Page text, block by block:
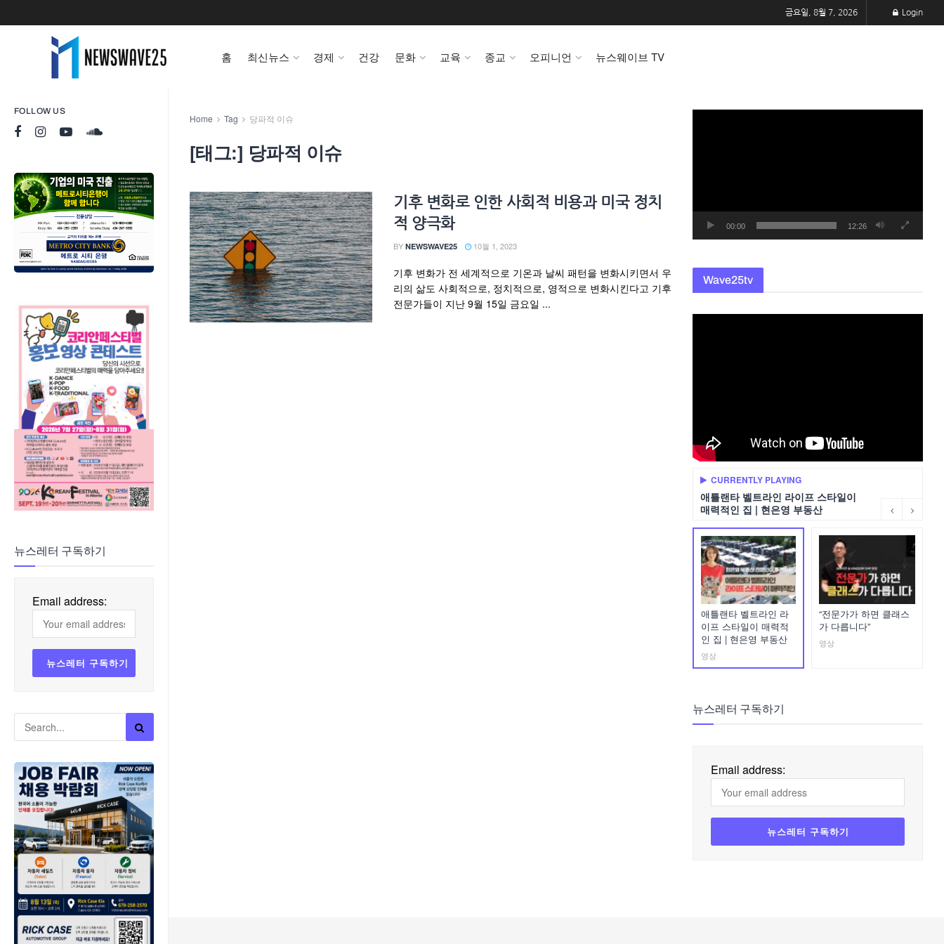
FOLLOW US
뉴스레터 구독하기
Email address:
금요일, 8월 7, 2026 Login
홈 최신뉴스 경제 건강 문화 교육 종교 오피니언 뉴스웨이브 TV
Home Tag 당파적 이슈
[태그:] 당파적 이슈
기후 변화로 인한 사회적 비용과 미국 정치
적 양극화
BY NEWSWAVE25 10월 1, 2023
기후 변화가 전 세계적으로 기온과 날씨 패턴을 변화시키면서 우
리의 삶도 사회적으로, 정치적으로, 영적으로 변화시킨다고 기후
전문가들이 지난 9월 15일 금요일 ...
00:00 12:26
Wave25tv
CURRENTLY PLAYING
애틀랜타 벨트라인 라이프 스타일이
매력적인 집 | 현은영 부동산
애틀랜타 벨트라인 라
이프 스타일이 매력적
인 집 | 현은영 부동산
영상
“전문가가 하면 클래스
가 다릅니다”
영상
뉴스레터 구독하기
Email address: